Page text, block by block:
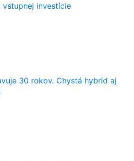
investície
30 rokov. Chystá hybrid aj